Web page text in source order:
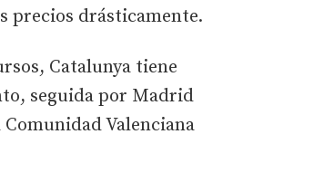
precios drásticamente.
Catalunya tiene
seguida por Madrid
Valenciana